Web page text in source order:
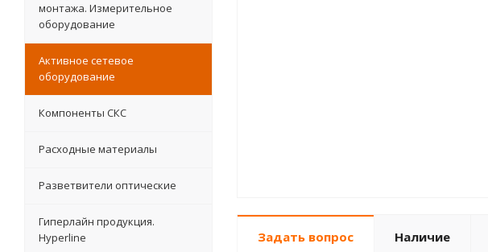
Задать вопрос Наличие
монтажа. Измерительное
оборудование
Активное сетевое
оборудование
Компоненты СКС
Расходные материалы
Разветвители оптические
Гиперлайн продукция.
Hyperline